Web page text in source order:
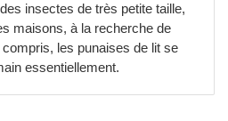
insectes de très petite taille,
maisons, à la recherche de
les punaises de lit se
essentiellement.